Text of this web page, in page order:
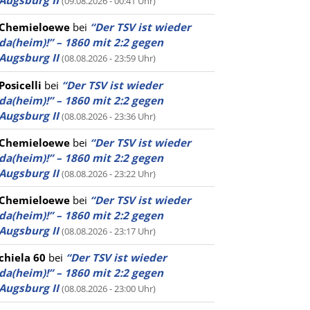
bei “Der TSV ist wieder
– 1860 mit 2:2 gegen
II (08.08.2026 - 23:59 Uhr)
bei “Der TSV ist wieder
– 1860 mit 2:2 gegen
II (08.08.2026 - 23:36 Uhr)
bei “Der TSV ist wieder
– 1860 mit 2:2 gegen
II (08.08.2026 - 23:22 Uhr)
bei “Der TSV ist wieder
– 1860 mit 2:2 gegen
II (08.08.2026 - 23:17 Uhr)
60 bei “Der TSV ist wieder
– 1860 mit 2:2 gegen
II (08.08.2026 - 23:00 Uhr)